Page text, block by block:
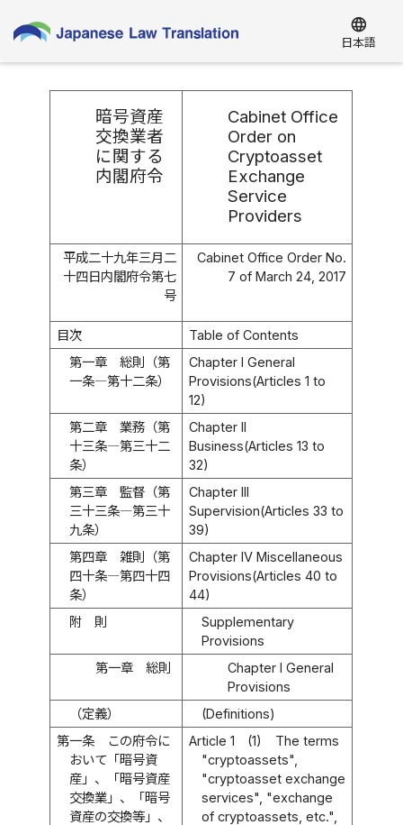
language
日本語
暗号資産
交換業者
に関する
内閣府令
Cabinet Office
Order on
Cryptoasset
Exchange
Service
Providers
平成二十九年三月二
十四日内閣府令第七
号
Cabinet Office Order No.
7 of March 24, 2017
目次
Table of Contents
第一章 総則（第
一条―第十二条）
Chapter I General
Provisions(Articles 1 to
12)
第二章 業務（第
十三条―第三十二
条）
Chapter II
Business(Articles 13 to
32)
第三章 監督（第
三十三条―第三十
九条）
Chapter III
Supervision(Articles 33 to
39)
第四章 雑則（第
四十条―第四十四
条）
Chapter IV Miscellaneous
Provisions(Articles 40 to
44)
附 則
Supplementary
Provisions
第一章 総則
Chapter I General
Provisions
（定義）
(Definitions)
第一条
この府令に
おいて「暗号資
産」、「暗号資産
交換業」、「暗号
資産の交換等」、
Article 1 (1)
The terms
"cryptoassets",
"cryptoasset exchange
services", "exchange
of cryptoassets, etc.",